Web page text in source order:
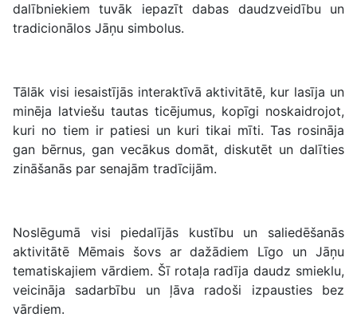
dalībniekiem tuvāk iepazīt dabas daudzveidību un
tradicionālos Jāņu simbolus.
Tālāk visi iesaistījās interaktīvā aktivitātē, kur lasīja un
minēja latviešu tautas ticējumus, kopīgi noskaidrojot,
kuri no tiem ir patiesi un kuri tikai mīti. Tas rosināja
gan bērnus, gan vecākus domāt, diskutēt un dalīties
zināšanās par senajām tradīcijām.
Noslēgumā visi piedalījās kustību un saliedēšanās
aktivitātē Mēmais šovs ar dažādiem Līgo un Jāņu
tematiskajiem vārdiem. Šī rotaļa radīja daudz smieklu,
veicināja sadarbību un ļāva radoši izpausties bez
vārdiem.